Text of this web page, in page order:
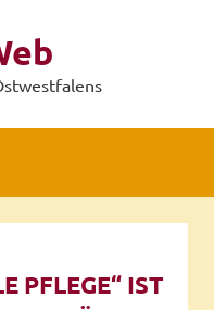
PFLEGE“ IST